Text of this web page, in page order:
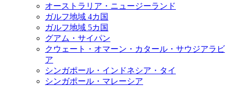
オーストラリア・ニュージーランド
ガルフ地域 4カ国
ガルフ地域 5カ国
グアム・サイパン
クウェート・オマーン・カタール・サウジアラビ
ア
シンガポール・インドネシア・タイ
シンガポール・マレーシア